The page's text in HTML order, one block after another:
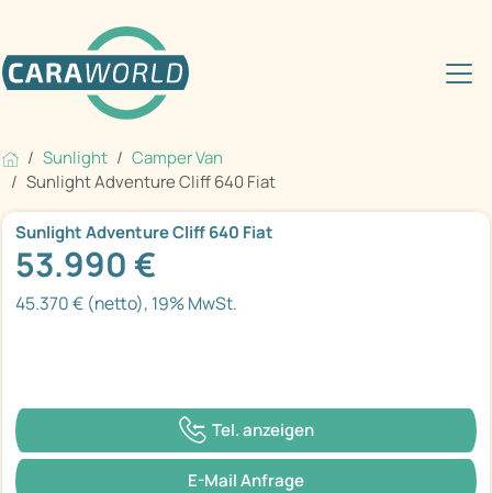
Sunlight
Camper Van
Sunlight Adventure Cliff 640 Fiat
Sunlight Adventure Cliff 640 Fiat
53.990 €
45.370 € (netto), 19% MwSt.
Tel. anzeigen
E-Mail Anfrage